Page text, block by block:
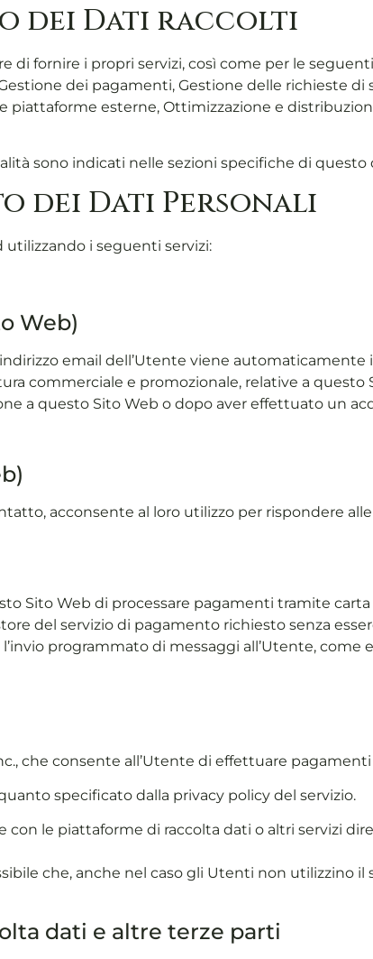
dei Dati raccolti
di fornire i propri servizi, così come per le
dei pagamenti, Gestione delle richieste
piattaforme esterne, Ottimizzazione e
sono indicati nelle sezioni specifiche di
dei Dati Personali
utilizzando i seguenti servizi:
Web)
email dell’Utente viene
commerciale e promozionale, relative a questo
a questo Sito Web o dopo aver effettuato un
acconsente al loro utilizzo per rispondere
Sito Web di processare pagamenti tramite
del servizio di pagamento richiesto senza
programmato di messaggi all’Utente,
che consente all’Utente di effettuare
specificato dalla privacy policy del servizio.
le piattaforme di raccolta dati o altri servizi
che, anche nel caso gli Utenti non utilizzino
dati e altre terze parti